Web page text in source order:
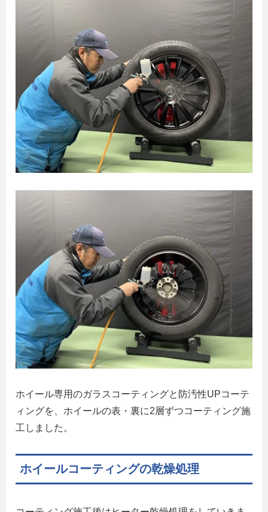
ホイール専用のガラスコーティングと防汚性UPコーテ
ィングを、ホイールの表・裏に2層ずつコーティング施
工しました。
ホイールコーティングの乾燥処理